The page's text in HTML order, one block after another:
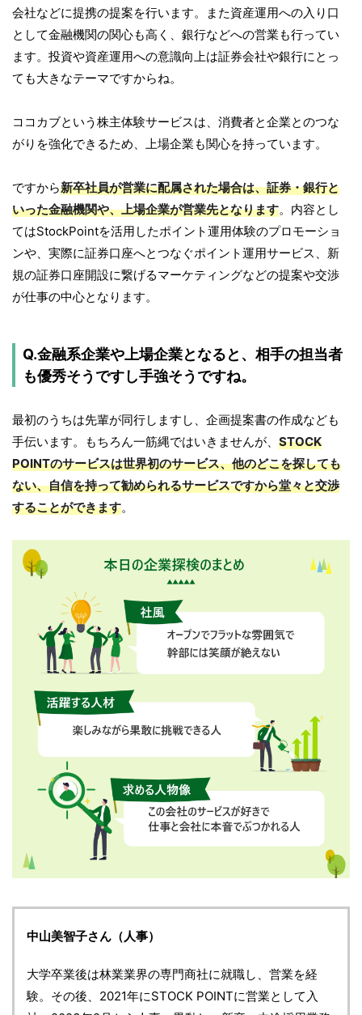
会社などに提携の提案を行います。また資産運用への入り口
として金融機関の関心も高く、銀行などへの営業も行ってい
ます。投資や資産運用への意識向上は証券会社や銀行にとっ
ても大きなテーマですからね。
ココカブという株主体験サービスは、消費者と企業とのつな
がりを強化できるため、上場企業も関心を持っています。
ですから新卒社員が営業に配属された場合は、証券・銀行と
いった金融機関や、上場企業が営業先となります。内容とし
てはStockPointを活用したポイント運用体験のプロモーショ
ンや、実際に証券口座へとつなぐポイント運用サービス、新
規の証券口座開設に繋げるマーケティングなどの提案や交渉
が仕事の中心となります。
Q.金融系企業や上場企業となると、相手の担当者
も優秀そうですし手強そうですね。
最初のうちは先輩が同行しますし、企画提案書の作成なども
手伝います。もちろん一筋縄ではいきませんが、 STOCK
POINTのサービスは世界初のサービス、他のどこを探しても
ない、自信を持って勧められるサービスですから堂々と交渉
することができます。
中山美智子さん（人事）
大学卒業後は林業業界の専門商社に就職し、営業を経
験。その後、2021年にSTOCK POINTに営業として入